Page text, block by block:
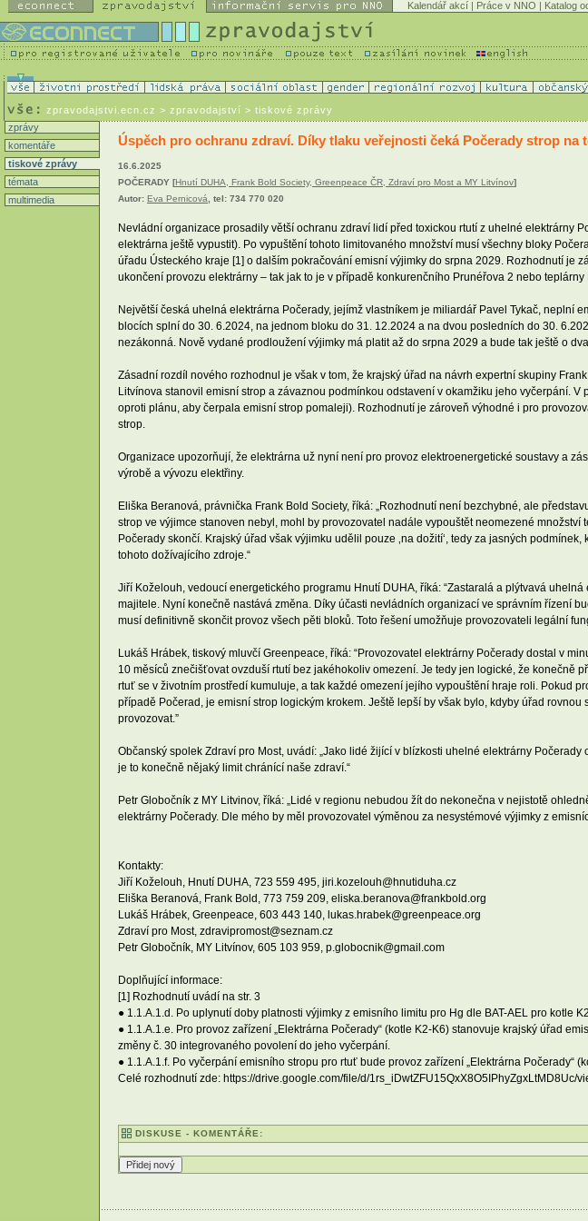
Kalendář akcí | Práce v NNO | Katalog
zpravodajstvi.ecn.cz > zpravodajství > tiskové zprávy
zprávy
komentáře
tiskové zprávy
témata
multimedia
Úspěch pro ochranu zdraví. Díky tlaku veřejnosti čeká Počerady strop
16.6.2025
POČERADY [Hnutí DUHA, Frank Bold Society, Greenpeace ČR, Zdraví pro Most a MY Litvínov]
Autor: Eva Pernicová, tel: 734 770 020
Nevládní organizace prosadily větší ochranu zdraví lidí před toxickou rtutí z uhelné elektrárny
elektrárna ještě vypustit). Po vypuštění tohoto limitovaného množství musí všechny bloky
úřadu Ústeckého kraje [1] o dalším pokračování emisní výjimky do srpna 2029. Rozhodnutí je
ukončení provozu elektrárny – tak jak to je v případě konkurenčního Prunéřova 2 nebo teplárny
Největší česká uhelná elektrárna Počerady, jejímž vlastníkem je miliardář Pavel Tykač,
blocích splní do 30. 6.2024, na jednom bloku do 31. 12.2024 a na dvou posledních do 30.
nezákonná. Nově vydané prodloužení výjimky má platit až do srpna 2029 a bude tak ještě o
Zásadní rozdíl nového rozhodnul je však v tom, že krajský úřad na návrh expertní skupiny
Litvínova stanovil emisní strop a závaznou podmínkou odstavení v okamžiku jeho vyčerpání.
oproti plánu, aby čerpala emisní strop pomaleji). Rozhodnutí je zároveň výhodné i pro
strop.
Organizace upozorňují, že elektrárna už nyní není pro provoz elektroenergetické soustavy a
výrobě a vývozu elektřiny.
Eliška Beranová, právnička Frank Bold Society, říká: „Rozhodnutí není bezchybné, ale
strop ve výjimce stanoven nebyl, mohl by provozovatel nadále vypouštět neomezené
Počerady skončí. Krajský úřad však výjimku udělil pouze ‚na dožití‘, tedy za jasných
tohoto dožívajícího zdroje.“
Jiří Koželouh, vedoucí energetického programu Hnutí DUHA, říká: “Zastaralá a plýtvavá
majitele. Nyní konečně nastává změna. Díky účasti nevládních organizací ve správním řízení
musí definitivně skončit provoz všech pěti bloků. Toto řešení umožňuje provozovateli legální
Lukáš Hrábek, tiskový mluvčí Greenpeace, říká: “Provozovatel elektrárny Počerady dostal v
10 měsíců znečišťovat ovzduší rtutí bez jakéhokoliv omezení. Je tedy jen logické, že konečně
rtuť se v životním prostředí kumuluje, a tak každé omezení jejího vypouštění hraje roli. Pokud
případě Počerad, je emisní strop logickým krokem. Ještě lepší by však bylo, kdyby úřad
provozovat.”
Občanský spolek Zdraví pro Most, uvádí: „Jako lidé žijící v blízkosti uhelné elektrárny
je to konečně nějaký limit chránící naše zdraví.“
Petr Globočník z MY Litvinov, říká: „Lidé v regionu nebudou žít do nekonečna v nejistotě
elektrárny Počerady. Dle mého by měl provozovatel výměnou za nesystémové výjimky z
Kontakty:
Jiří Koželouh, Hnutí DUHA, 723 559 495, jiri.kozelouh@hnutiduha.cz
Eliška Beranová, Frank Bold, 773 759 209, eliska.beranova@frankbold.org
Lukáš Hrábek, Greenpeace, 603 443 140, lukas.hrabek@greenpeace.org
Zdraví pro Most, zdravipromost@seznam.cz
Petr Globočník, MY Litvínov, 605 103 959, p.globocnik@gmail.com
Doplňující informace:
[1] Rozhodnutí uvádí na str. 3
● 1.1.A.1.d. Po uplynutí doby platnosti výjimky z emisního limitu pro Hg dle BAT-AEL pro kotle
● 1.1.A.1.e. Pro provoz zařízení „Elektrárna Počerady“ (kotle K2-K6) stanovuje krajský úřad
změny č. 30 integrovaného povolení do jeho vyčerpání.
● 1.1.A.1.f. Po vyčerpání emisního stropu pro rtuť bude provoz zařízení „Elektrárna Počerady“
Celé rozhodnutí zde: https://drive.google.com/file/d/1rs_iDwtZFU15QxX8O5IPhyZgxLtMD8Uc/
DISKUSE - KOMENTÁŘE: